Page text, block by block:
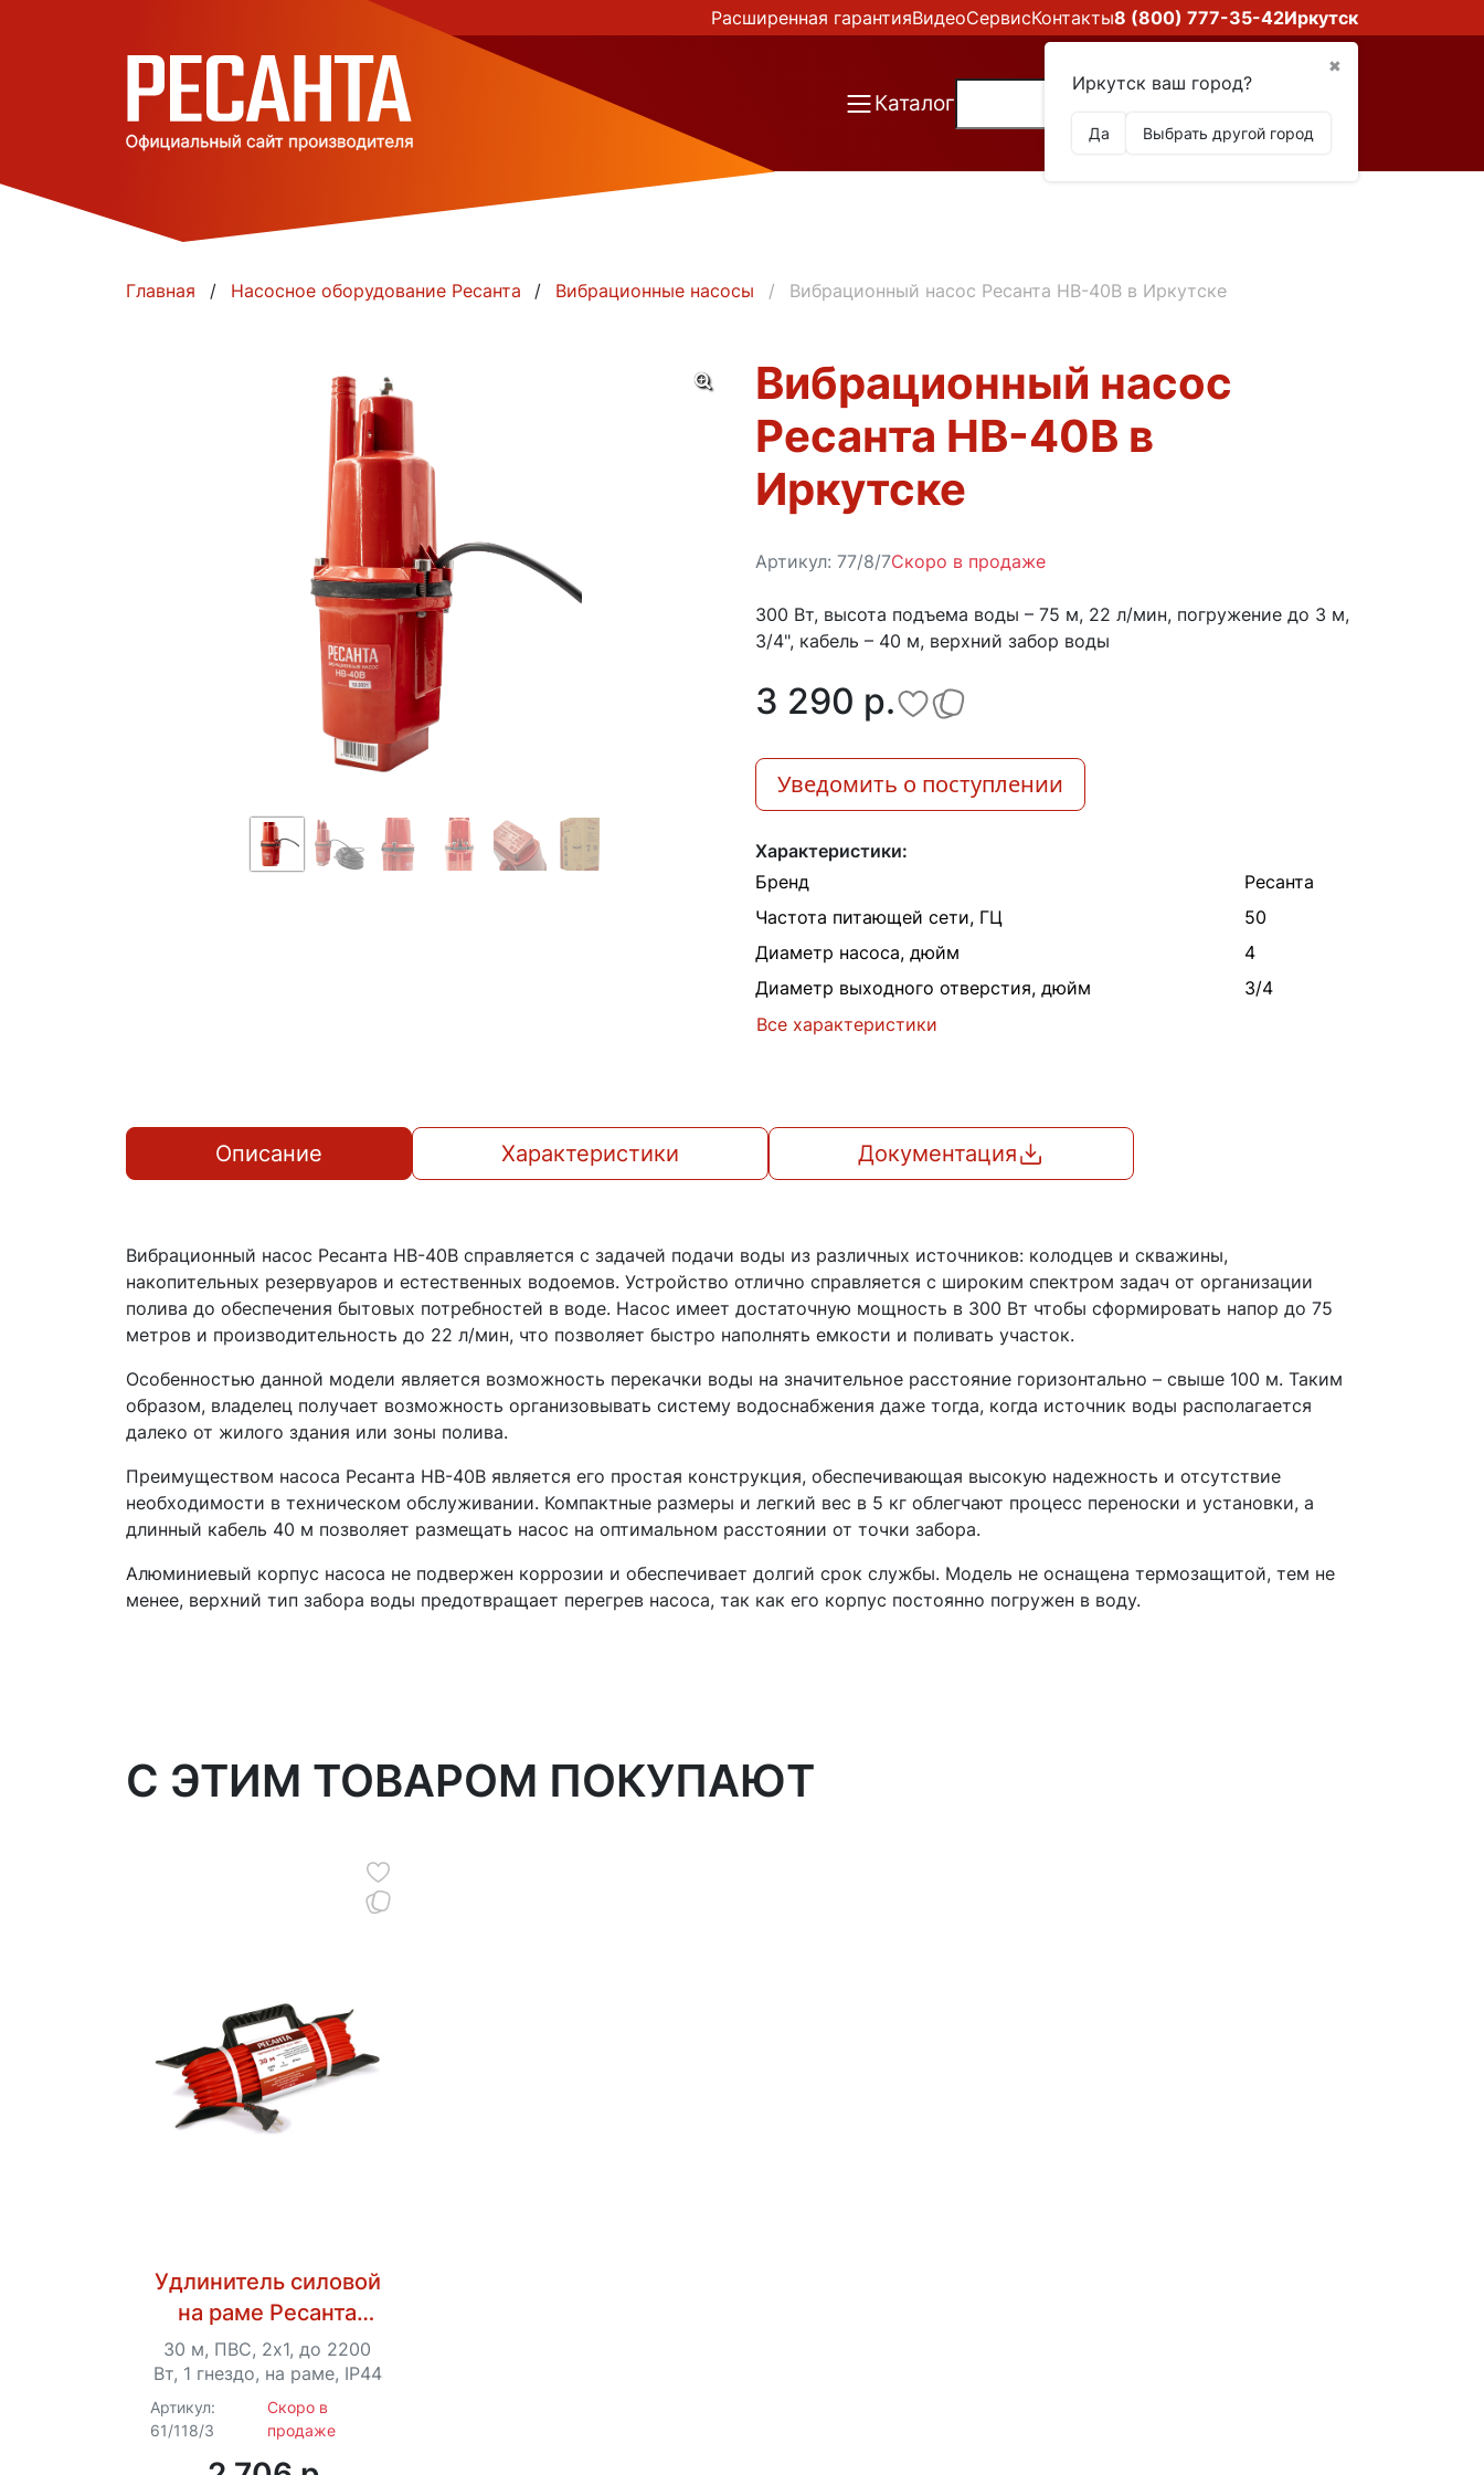
Расширенная гарантияВидеоСервисКонтакты8 (800) 777-35-42Иркутск
✖
Иркутск ваш город?
Да Выбрать другой город
Каталог
Главная Насосное оборудование Ресанта Вибрационные насосы Вибрационный насос Ресанта НВ-40В в Иркутске
Вибрационный насос
Ресанта НВ-40В в
Иркутске
Артикул: 77/8/7Скоро в продаже
300 Вт, высота подъема воды – 75 м, 22 л/мин, погружение до 3 м,
3/4", кабель – 40 м, верхний забор воды
3 290 p.
Уведомить о поступлении
Характеристики:
Бренд
Ресанта
Частота питающей сети, ГЦ
50
Диаметр насоса, дюйм
4
Диаметр выходного отверстия, дюйм
3/4
Все характеристики
Описание Характеристики Документация
Вибрационный насос Ресанта НВ-40В справляется с задачей подачи воды из различных источников: колодцев и скважины,
накопительных резервуаров и естественных водоемов. Устройство отлично справляется с широким спектром задач от организации
полива до обеспечения бытовых потребностей в воде. Насос имеет достаточную мощность в 300 Вт чтобы сформировать напор до 75
метров и производительность до 22 л/мин, что позволяет быстро наполнять емкости и поливать участок.
Особенностью данной модели является возможность перекачки воды на значительное расстояние горизонтально – свыше 100 м. Таким
образом, владелец получает возможность организовывать систему водоснабжения даже тогда, когда источник воды располагается
далеко от жилого здания или зоны полива.
Преимуществом насоса Ресанта НВ-40В является его простая конструкция, обеспечивающая высокую надежность и отсутствие
необходимости в техническом обслуживании. Компактные размеры и легкий вес в 5 кг облегчают процесс переноски и установки, а
длинный кабель 40 м позволяет размещать насос на оптимальном расстоянии от точки забора.
Алюминиевый корпус насоса не подвержен коррозии и обеспечивает долгий срок службы. Модель не оснащена термозащитой, тем не
менее, верхний тип забора воды предотвращает перегрев насоса, так как его корпус постоянно погружен в воду.
C ЭТИМ ТОВАРОМ ПОКУПАЮТ
Удлинитель силовой
на раме Ресанта
СУ-2х1-30/1 (IP44)
30 м, ПВС, 2х1, до 2200
Вт, 1 гнездо, на раме, IP44
Артикул:
61/118/3
Скоро в
продаже